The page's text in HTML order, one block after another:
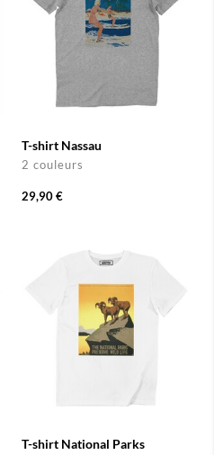
T-shirt Nassau
2 couleurs
29,90 €
T-shirt National Parks